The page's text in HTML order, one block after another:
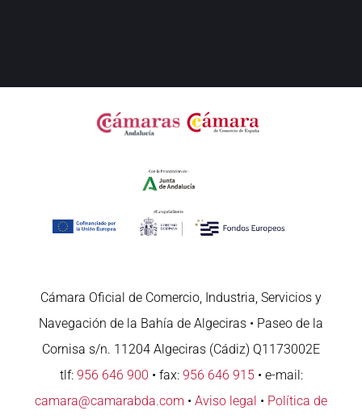
Cámara Oficial de Comercio, Industria, Servicios y
Navegación de la Bahía de Algeciras • Paseo de la
Cornisa s/n. 11204 Algeciras (Cádiz) Q1173002E
tlf: 956 646 900 • fax: 956 646 915• e-mail:
camara@camarabda.com • Aviso legal • Política de